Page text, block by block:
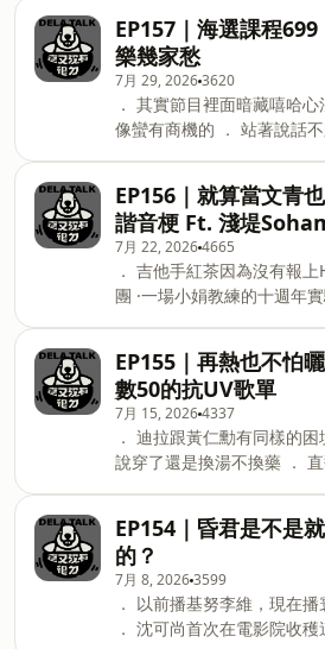
session竟然被退學？ ·范曉萱的〈自言自
語〉來自小時候寫的畢業歌！ ·迪拉會
嘻哈，跟范曉萱有很大的關係？ ·這
好聽，但你再寫一首主打歌 ·你們JJA策展
人是很合的，但合起來很難搞 ·連夢
敢做，怎麼幹大事 ·今年的JJA就是一場酷
小孩的勝利 📌8/29-8/30 JAM JAM ASIA
亞洲音樂節@台北流行音樂中心 🔗
結：
https://ticket.ibon.com.tw/
-- Hosting provided by
EP157｜海選課程
樂幾家愁
7月 29, 20263620
． 其實節目裡面暗藏嘻哈心法 ． 這
像蠻有商機的 ． 站著說話不腰疼，因為
重虎頭蜂多元認同 ． 剪報帶你重溫21年
前 ． 媽媽就是這首歌裡的女主角 ． 像是
結婚前一天找所有前任來開會 🔥K21 顏社
二十一週年演唱會 8/4會員優先購、8/5全
面啟售 I 演出資訊 演出日期：
2026/12/12（六） 演出時間：19:00開演
（18:00入場） 演出場館：台北流行音樂
中心表演廳 場館地址：台北市南港區市民
大道八段99號 票價：
4,280/3,880/3,380/2,580/
愛心票價：1940 / 1290 售票平台：
KKTIX、全家 FamiPort 售票連結：即將
公開 詳細資訊請至顏社官方IG查詢！
@kao_inc
EP156｜就算當文青
諧音梗 Ft. 淺堤
7月 22, 20264665
． 吉他手紅茶因為沒有報
團 ·一場小娟教練的十週年實驗 ·Soham小
與其強調自己住在哪裡，不
自哪裡 ·淺堤去參加《一起聽團吧》都在
關心便當吃什麼 ·人生千萬不要和別人過
度商量 ·Soham看了龍虎豹在呱吉身上找
到認同感 ·找韓國爵士樂手來吹拿卡西
〈愛情氣象台〉 ·文青團還是不能放棄諧
音梗 -- Hosting
EP155｜再熱也不怕
數50的抗UV歌單
7月 15, 20264337
． 迪拉跟黃仁勳有同樣的困境 ． 好
說穿了還是換湯不換藥 ． 直翻的話就是
完負債後我們再來組團吧！ ． 提倡芋圓
地瓜圓重新合併 Massive Attack,
Elizabeth Fraser - Teardrop POiSON
GiRL FRiEND - HARDLY
SMILE(without you) Car, the garden,
EP154｜昏君是不是
的？
7月 8, 20263599
． 以前播基努李維，現在
． 沈可尚首次在電影院收穫